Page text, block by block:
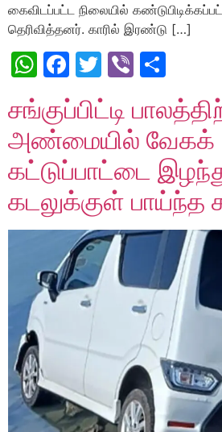
கைவிடப்பட்ட நிலையில்
தெரிவித்தனர். காரில் இரண்டு […]
WhatsApp
Facebook
Twitter
Viber
சங்குப்பிட்டி
அண்மையில் வேகக்
கட்டுப்பாட்டை
கடலுக்குள் பாய்ந்த